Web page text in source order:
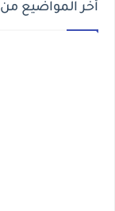
أخر المواضيع